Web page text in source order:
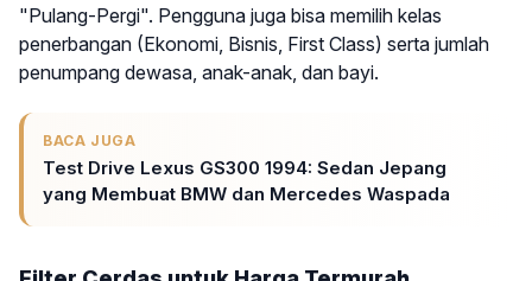
"Pulang-Pergi". Pengguna juga bisa memilih kelas
penerbangan (Ekonomi, Bisnis, First Class) serta jumlah
penumpang dewasa, anak-anak, dan bayi.
BACA JUGA
Test Drive Lexus GS300 1994: Sedan Jepang
yang Membuat BMW dan Mercedes Waspada